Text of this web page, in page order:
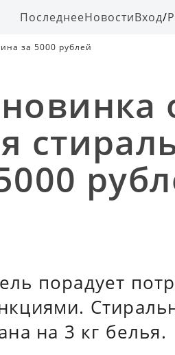
ПоследнееНовостиВход/
за 5000 рублей
порадует
на 3 кг белья.